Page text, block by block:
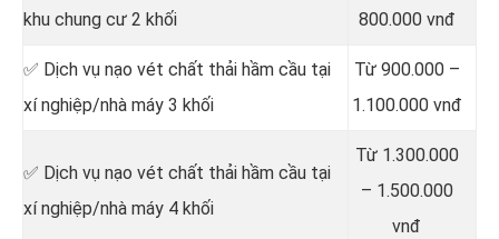
khu chung cư 2 khối
800.000 vnđ
✅ Dịch vụ nạo vét chất thải hầm cầu tại
xí nghiệp/nhà máy 3 khối
Từ 900.000 –
1.100.000 vnđ
✅ Dịch vụ nạo vét chất thải hầm cầu tại
xí nghiệp/nhà máy 4 khối
Từ 1.300.000
– 1.500.000
vnđ